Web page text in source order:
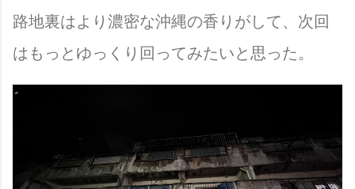
路地裏はより濃密な沖縄の香りがして、次回
はもっとゆっくり回ってみたいと思った。